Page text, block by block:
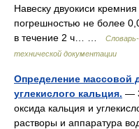
Навеску двуокиси
погрешностью не более
в течение 2 ч… …
технической документации
Определение массовой
углекислого кальция. —
оксида кальция и
растворы и аппаратура